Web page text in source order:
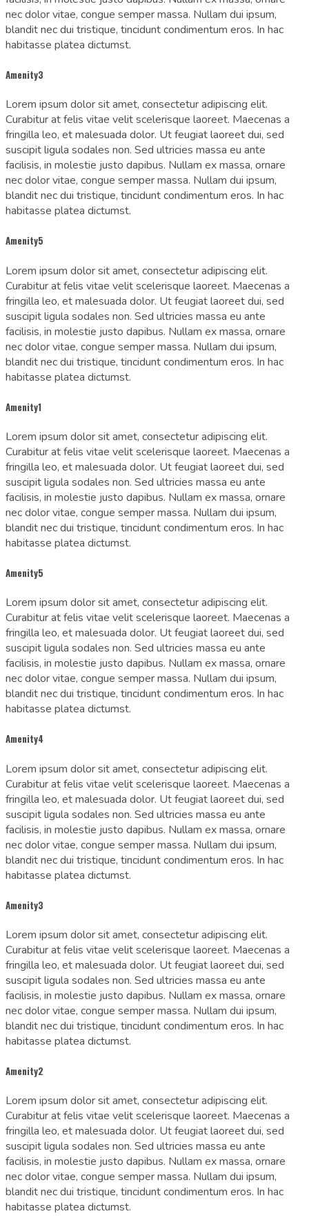
nec dolor vitae, congue semper massa. Nullam dui ipsum,
blandit nec dui tristique, tincidunt condimentum eros. In hac
habitasse platea dictumst.
Amenity3
Lorem ipsum dolor sit amet, consectetur adipiscing elit.
Curabitur at felis vitae velit scelerisque laoreet. Maecenas a
fringilla leo, et malesuada dolor. Ut feugiat laoreet dui, sed
suscipit ligula sodales non. Sed ultricies massa eu ante
facilisis, in molestie justo dapibus. Nullam ex massa, ornare
nec dolor vitae, congue semper massa. Nullam dui ipsum,
blandit nec dui tristique, tincidunt condimentum eros. In hac
habitasse platea dictumst.
Amenity5
Lorem ipsum dolor sit amet, consectetur adipiscing elit.
Curabitur at felis vitae velit scelerisque laoreet. Maecenas a
fringilla leo, et malesuada dolor. Ut feugiat laoreet dui, sed
suscipit ligula sodales non. Sed ultricies massa eu ante
facilisis, in molestie justo dapibus. Nullam ex massa, ornare
nec dolor vitae, congue semper massa. Nullam dui ipsum,
blandit nec dui tristique, tincidunt condimentum eros. In hac
habitasse platea dictumst.
Amenity1
Lorem ipsum dolor sit amet, consectetur adipiscing elit.
Curabitur at felis vitae velit scelerisque laoreet. Maecenas a
fringilla leo, et malesuada dolor. Ut feugiat laoreet dui, sed
suscipit ligula sodales non. Sed ultricies massa eu ante
facilisis, in molestie justo dapibus. Nullam ex massa, ornare
nec dolor vitae, congue semper massa. Nullam dui ipsum,
blandit nec dui tristique, tincidunt condimentum eros. In hac
habitasse platea dictumst.
Amenity5
Lorem ipsum dolor sit amet, consectetur adipiscing elit.
Curabitur at felis vitae velit scelerisque laoreet. Maecenas a
fringilla leo, et malesuada dolor. Ut feugiat laoreet dui, sed
suscipit ligula sodales non. Sed ultricies massa eu ante
facilisis, in molestie justo dapibus. Nullam ex massa, ornare
nec dolor vitae, congue semper massa. Nullam dui ipsum,
blandit nec dui tristique, tincidunt condimentum eros. In hac
habitasse platea dictumst.
Amenity4
Lorem ipsum dolor sit amet, consectetur adipiscing elit.
Curabitur at felis vitae velit scelerisque laoreet. Maecenas a
fringilla leo, et malesuada dolor. Ut feugiat laoreet dui, sed
suscipit ligula sodales non. Sed ultricies massa eu ante
facilisis, in molestie justo dapibus. Nullam ex massa, ornare
nec dolor vitae, congue semper massa. Nullam dui ipsum,
blandit nec dui tristique, tincidunt condimentum eros. In hac
habitasse platea dictumst.
Amenity3
Lorem ipsum dolor sit amet, consectetur adipiscing elit.
Curabitur at felis vitae velit scelerisque laoreet. Maecenas a
fringilla leo, et malesuada dolor. Ut feugiat laoreet dui, sed
suscipit ligula sodales non. Sed ultricies massa eu ante
facilisis, in molestie justo dapibus. Nullam ex massa, ornare
nec dolor vitae, congue semper massa. Nullam dui ipsum,
blandit nec dui tristique, tincidunt condimentum eros. In hac
habitasse platea dictumst.
Amenity2
Lorem ipsum dolor sit amet, consectetur adipiscing elit.
Curabitur at felis vitae velit scelerisque laoreet. Maecenas a
fringilla leo, et malesuada dolor. Ut feugiat laoreet dui, sed
suscipit ligula sodales non. Sed ultricies massa eu ante
facilisis, in molestie justo dapibus. Nullam ex massa, ornare
nec dolor vitae, congue semper massa. Nullam dui ipsum,
blandit nec dui tristique, tincidunt condimentum eros. In hac
habitasse platea dictumst.